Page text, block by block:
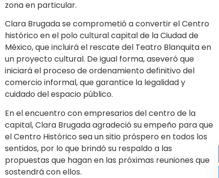
zona en particular.
Clara Brugada se comprometió a convertir el Centro
histórico en el polo cultural capital de la Ciudad de
México, que incluirá el rescate del Teatro Blanquita en
un proyecto cultural. De igual forma, aseveró que
iniciará el proceso de ordenamiento definitivo del
comercio informal, que garantice la legalidad y
cuidado del espacio público.
En el encuentro con empresarios del centro de la
capital, Clara Brugada agradeció su empeño para que
el Centro Histórico sea un sitio próspero en todos los
sentidos, por lo que brindó su respaldo a las
propuestas que hagan en las próximas reuniones que
sostendrá con ellos.